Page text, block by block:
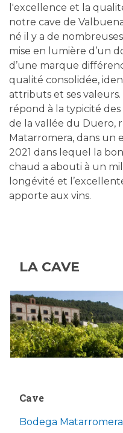
l'excellence et la
notre cave de
né il y a de
mise en lumière d’un
d’une marque
qualité consolidée,
attributs et ses
répond à la typicité des
de la vallée du Duero,
Matarromera, dans un
2021 dans lequel la
chaud a abouti à un
longévité et
apporte aux vins.
LA CAVE
Cave
Bodega Matarromera